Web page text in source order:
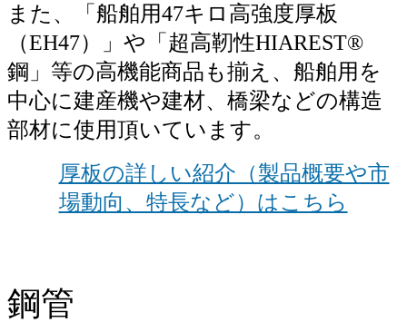
また、「船舶用47キロ高強度厚板
（EH47）」や「超高靭性HIAREST®
鋼」等の高機能商品も揃え、船舶用を
中心に建産機や建材、橋梁などの構造
部材に使用頂いています。
厚板の詳しい紹介（製品概要や市
場動向、特長など）はこちら
鋼管